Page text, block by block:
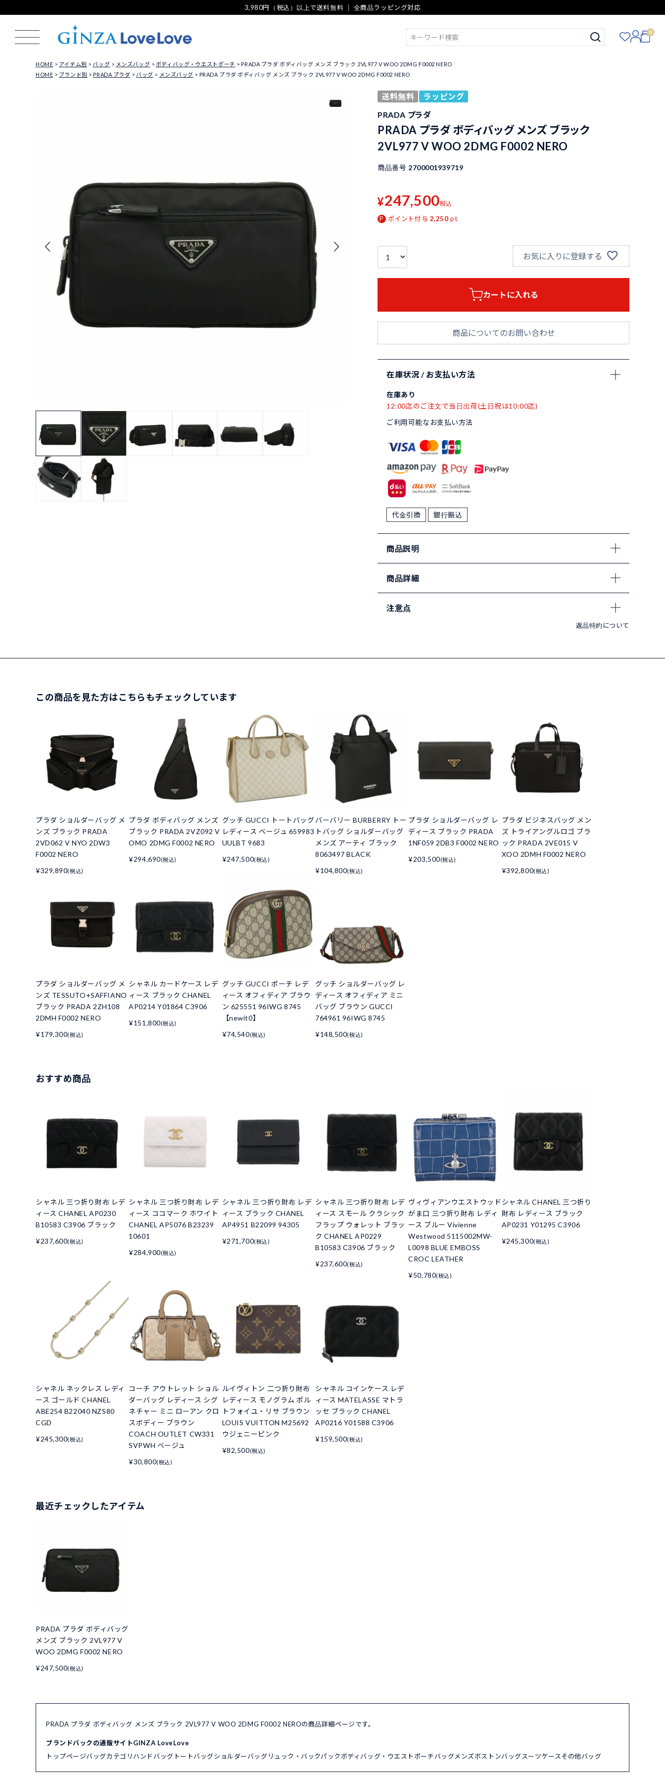
3,980円（税込）以上で送料無料 ｜ 全商品ラッピング対応
0
HOME アイテム別 バッグ メンズバッグ ボディバッグ・ウエストポーチ
PRADA プラダ ボディバッグ メンズ ブラック 2VL977 V WOO 2DMG F0002 NERO
HOME
ブランド別 PRADA プラダ バッグ メンズバッグ PRADA プラダ ボディバッグ メンズ ブラック 2VL977 V WOO 2DMG F0002 NERO
送料無料
ラッピング
PRADA プラダ
PRADA プラダ ボディバッグ メンズ ブラック
2VL977 V WOO 2DMG F0002 NERO
商品番号 2700001939719
¥247,500税込
ポイント付与 2,250 pt
お気に入りに登録する
カートに入れる
商品についてのお問い合わせ
在庫状況 / お支払い方法
在庫あり
12:00迄のご注文で当日出荷(土日祝は10:00迄)
ご利用可能なお支払い方法
代金引換 銀行振込
商品説明
商品詳細
注意点
返品特約について
この商品を見た方はこちらもチェックしています
プラダ ショルダーバッグ メ
ンズ ブラック PRADA
2VD062 V NYO 2DW3
F0002 NERO
¥329,890(税込)
プラダ ボディバッグ メンズ
ブラック PRADA 2VZ092 V
OMO 2DMG F0002 NERO
¥294,690(税込)
グッチ GUCCI トートバッグ
レディース ベージュ 659983
UULBT 9683
¥247,500(税込)
バーバリー BURBERRY トー
トバッグ ショルダーバッグ
メンズ アーティ ブラック
8063497 BLACK
¥104,800(税込)
プラダ ショルダーバッグ レ
ディース ブラック PRADA
1NF059 2DB3 F0002 NERO
¥203,500(税込)
プラダ ビジネスバッグ メン
ズ トライアングルロゴ ブラ
ック PRADA 2VE015 V
XOO 2DMH F0002 NERO
¥392,800(税込)
プラダ ショルダーバッグ メ
ンズ TESSUTO+SAFFIANO
ブラック PRADA 2ZH108
2DMH F0002 NERO
¥179,300(税込)
シャネル カードケース レデ
ィース ブラック CHANEL
AP0214 Y01864 C3906
¥151,800(税込)
グッチ GUCCI ポーチ レデ
ィース オフィディア ブラウ
ン 625551 96IWG 8745
【newit0】
¥74,540(税込)
グッチ ショルダーバッグ レ
ディース オフィディア ミニ
バッグ ブラウン GUCCI
764961 96IWG 8745
¥148,500(税込)
おすすめ商品
シャネル 三つ折り財布 レデ
ィース CHANEL AP0230
B10583 C3906 ブラック
¥237,600(税込)
シャネル 三つ折り財布 レデ
ィース ココマーク ホワイト
CHANEL AP5076 B23239
10601
¥284,900(税込)
シャネル 三つ折り財布 レデ
ィース ブラック CHANEL
AP4951 B22099 94305
¥271,700(税込)
シャネル 三つ折り財布 レデ
ィース スモール クラシック
フラップ ウォレット ブラッ
ク CHANEL AP0229
B10583 C3906 ブラック
¥237,600(税込)
ヴィヴィアンウエストウッド
がま口 三つ折り財布 レディ
ース ブルー Vivienne
Westwood 5115002MW-
L0098 BLUE EMBOSS
CROC LEATHER
¥50,780(税込)
シャネル CHANEL 三つ折り
財布 レディース ブラック
AP0231 Y01295 C3906
¥245,300(税込)
シャネル ネックレス レディ
ース ゴールド CHANEL
ABE254 B22040 NZS80
CGD
¥245,300(税込)
コーチ アウトレット ショル
ダーバッグ レディース シグ
ネチャー ミニ ローアン クロ
スボディー ブラウン
COACH OUTLET CW331
SVPWH ベージュ
¥30,800(税込)
ルイヴィトン 二つ折り財布
レディース モノグラム ポル
トフォイユ・リサ ブラウン
LOUIS VUITTON M25692
ウジェニーピンク
¥82,500(税込)
シャネル コインケース レデ
ィース MATELASSE マトラ
ッセ ブラック CHANEL
AP0216 Y01588 C3906
¥159,500(税込)
最近チェックしたアイテム
PRADA プラダ ボディバッグ
メンズ ブラック 2VL977 V
WOO 2DMG F0002 NERO
¥247,500(税込)
PRADA プラダ ボディバッグ メンズ ブラック 2VL977 V WOO 2DMG F0002 NEROの商品詳細ページです。
ブランドバックの通販サイトGINZA LoveLove
トップページバッグカテゴリ ハンドバッグ トートバッグショルダーバッグリュック・バックパックボディバッグ・ウエストポーチバッグメンズボストンバッグスーツケースその他バッグ